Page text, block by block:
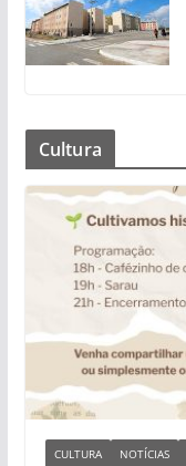
Cultura
CULTURA NOTÍCIAS